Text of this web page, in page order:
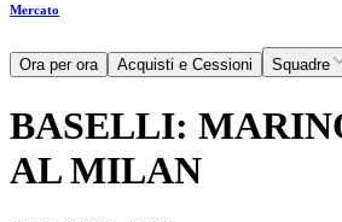
Mercato
Ora per ora Acquisti e Cessioni Squadre
BASELLI:
AL MILAN